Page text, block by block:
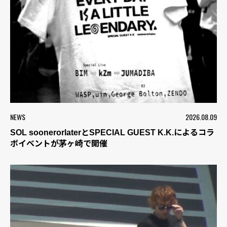
NEWS 2026.08.09
SOL soonerorlaterとSPECIAL GUEST K.K.によるコラ
ボイベントが茅ヶ崎で開催